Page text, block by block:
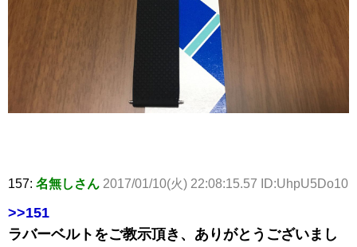
157: 名無しさん 2017/01/10(火) 22:08:15.57 ID:UhpU5Do10
>>151
ラバーベルトをご教示頂き、ありがとうございまし